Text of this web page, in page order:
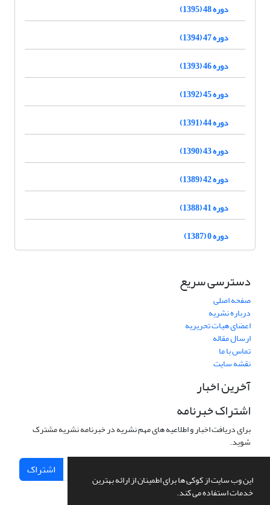
این وب سایت از کوکی ها برای اطمینان از ارائه بهترین
خدمات استفاده می کند.
دوره 48 (1395)
دوره 47 (1394)
دوره 46 (1393)
دوره 45 (1392)
دوره 44 (1391)
دوره 43 (1390)
دوره 42 (1389)
دوره 41 (1388)
دوره 0 (1387)
دسترسی سریع
صفحه اصلی
درباره نشریه
اعضای هیات تحریریه
ارسال مقاله
تماس با ما
نقشه سایت
آخرین اخبار
اشتراک خبرنامه
برای دریافت اخبار و اطلاعیه های مهم نشریه در خبرنامه نشریه مشترک
شوید.
اشتراک